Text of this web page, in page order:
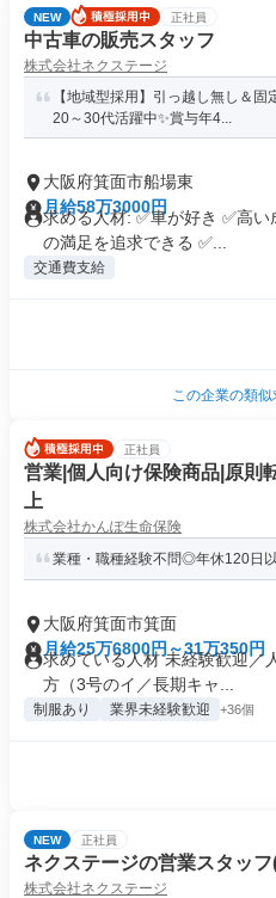
NEW 正社員
中古車の販売スタッフ
株式会社ネクステージ
【地域型採用】引っ越し無し＆
20～30代活躍中✨賞与年4...
大阪府箕面市船場東
月給58万3000円
求める人材: ✅車が好き ✅高
の満足を追求できる ✅...
交通費支給
この企業の類
正社員
営業|個人向け保険商品|原則
上
株式会社かんぽ生命保険
業種・職種経験不問◎年休120日
大阪府箕面市箕面
月給25万6800円～31万350円
求めている人材 未経験歓迎
方（3号のイ／長期キャ...
制服あり 業界未経験歓迎 +36個
NEW 正社員
ネクステージの営業スタッ
株式会社ネクステージ